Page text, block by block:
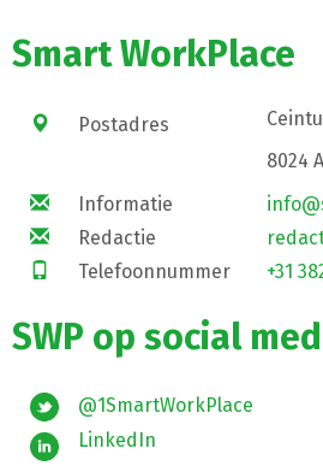
Smart WorkPlace
Postadres
8024
Informatie
Redactie
Telefoonnummer
+31
SWP op social
@1SmartWorkPlace
LinkedIn